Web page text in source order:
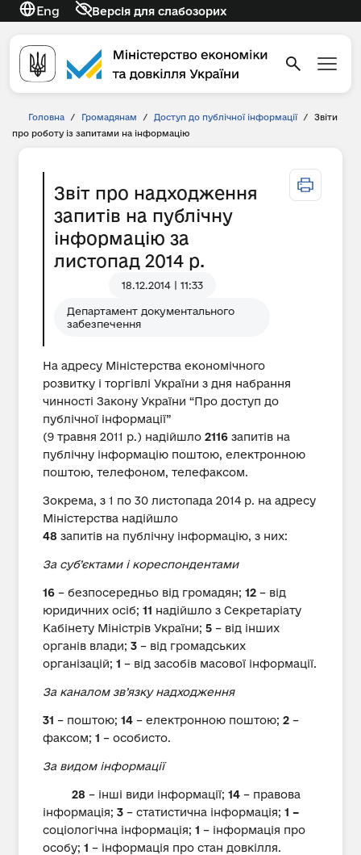
Eng Версія для слабозорих
Головна / Громадянам / Доступ до публічної інформації /
Звіти
про роботу із запитами на інформацію
Звіт про надходження
запитів на публічну
інформацію за
листопад 2014 р.
18.12.2014 | 11:33
Департамент документального
забезпечення
На адресу Міністерства економічного
розвитку і торгівлі України з дня набрання
чинності Закону України “Про доступ до
публічної інформації”
(9 травня 2011 р.) надійшло 2116 запитів на
публічну інформацію поштою, електронною
поштою, телефоном, телефаксом.
Зокрема, з 1 по 30 листопада 2014 р. на адресу
Міністерства надійшло
48 запитів на публічну інформацію, з них:
За суб’єктами і кореспондентами
16 – безпосередньо від громадян; 12 – від
юридичних осіб; 11 надійшло з Секретаріату
Кабінету Міністрів України; 5 – від інших
органів влади; 3 – від громадських
організацій; 1 – від засобів масової інформації.
За каналом зв’язку надходження
31 – поштою; 14 – електронною поштою; 2 –
факсом; 1 – особисто.
За видом інформації
28 – інші види інформації; 14 – правова
інформація; 3 – статистична інформація; 1 –
соціологічна інформація; 1 – інформація про
особу; 1 – інформація про стан довкілля.